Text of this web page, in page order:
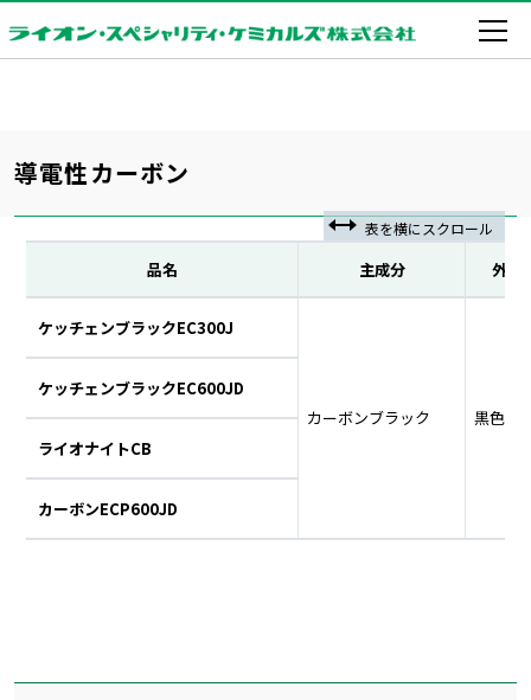
導電性カーボン
品名 主成分 外観
ケッチェンブラックEC300J
カーボンブラック 黒色固
ケッチェンブラックEC600JD
ライオナイトCB
カーボンECP600JD